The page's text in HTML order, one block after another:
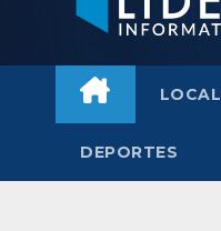
LOCAL
DEPORTES